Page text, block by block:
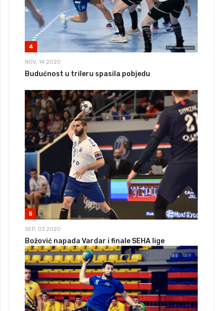
4
NOV, 14 2020
Budućnost u trileru spasila pobjedu
5
SEP, 03 2020
Božović napada Vardar i finale SEHA lige